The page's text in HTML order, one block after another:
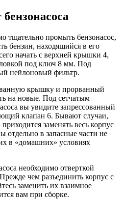
тщательно промыть бензонасос,
бензин, находящийся в его
начать с верхней крышки 4,
под ключ 8 мм. Под
нейлоновый фильтр.
крышку и прорванный
на новые. Под сетчатым
вы увидите запрессованный
клапан 6. Бывают случаи,
приходится заменять весь корпус
отдельно в запасные части не
в «домашних» условиях
необходимо отверткой
чем разъединить корпус с
заменить их взаимное
вам при сборке.